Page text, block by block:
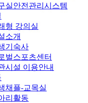
실안전관리시스템
형 강의실
소개
기숙사
벌스포츠센터
시설 이용안내
채플-교목실
리활동